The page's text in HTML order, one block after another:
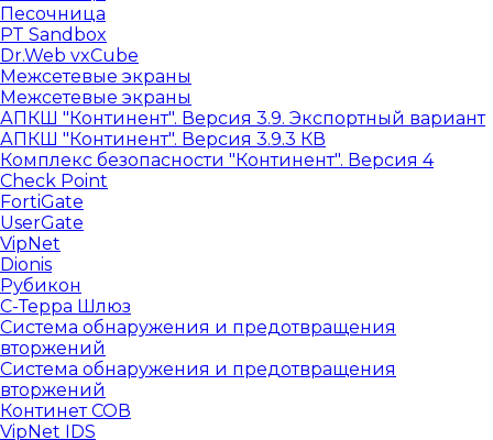
Песочница
PT Sandbox
Dr.Web vxCube
Межсетевые экраны
Межсетевые экраны
АПКШ "Континент". Версия 3.9. Экспортный вариант
АПКШ "Континент". Версия 3.9.3 КВ
Комплекс безопасности "Континент". Версия 4
Check Point
FortiGate
UserGate
VipNet
Dionis
Рубикон
С-Терра Шлюз
Система обнаружения и предотвращения
вторжений
Система обнаружения и предотвращения
вторжений
Континет СОВ
VipNet IDS